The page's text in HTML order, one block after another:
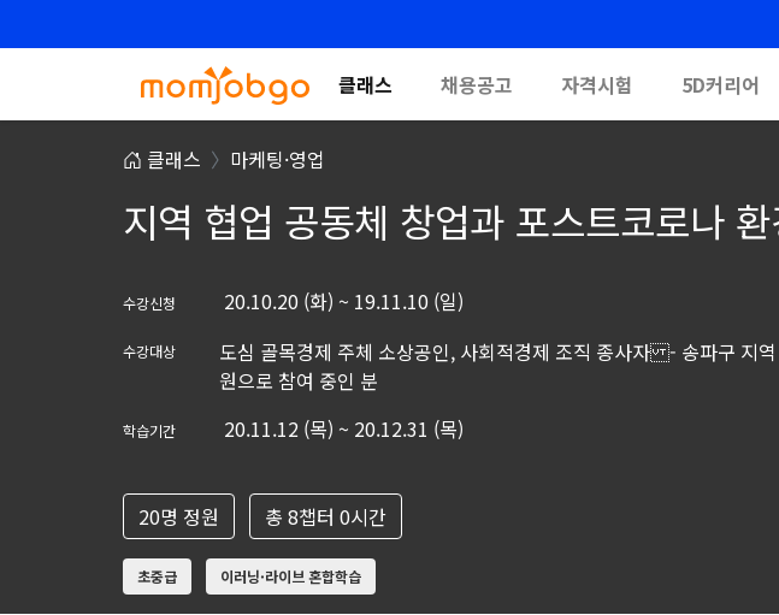
클래스 채용공고 자격시험 5D커리어
클래스 마케팅·영업
지역 협업 공동체 창업과 포스트코로나
수강신청 20.10.20 (화) ~ 19.11.10 (일)
수강대상
도심 골목경제 주체 소상공인, 사회적경제 조직 종사자 - 송파구 지
원으로 참여 중인 분
학습기간 20.11.12 (목) ~ 20.12.31 (목)
20명 정원 총 8챕터 0시간
초중급 이러닝·라이브 혼합학습